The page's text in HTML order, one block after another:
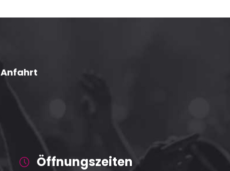
Anfahrt
Öffnungszeiten